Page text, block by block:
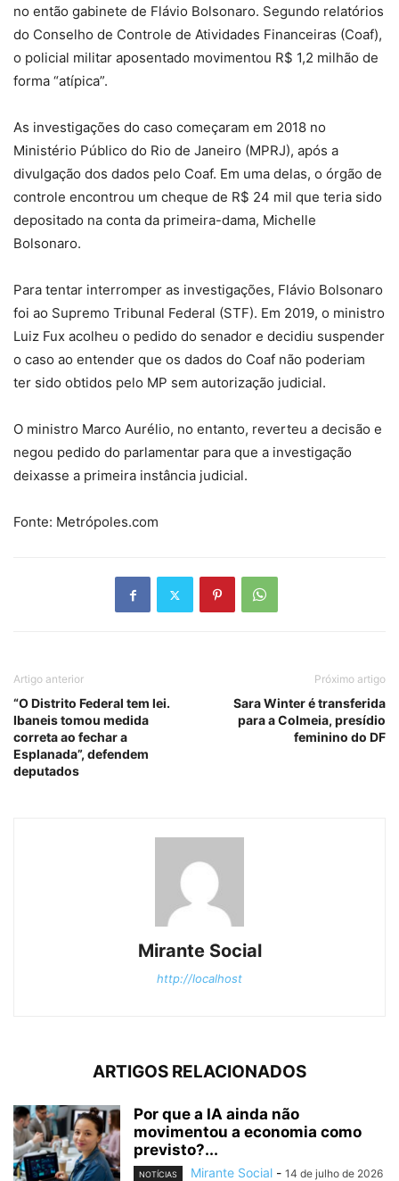
no então gabinete de Flávio Bolsonaro. Segundo relatórios
do Conselho de Controle de Atividades Financeiras (Coaf),
o policial militar aposentado movimentou R$ 1,2 milhão de
forma “atípica”.
As investigações do caso começaram em 2018 no
Ministério Público do Rio de Janeiro (MPRJ), após a
divulgação dos dados pelo Coaf. Em uma delas, o órgão de
controle encontrou um cheque de R$ 24 mil que teria sido
depositado na conta da primeira-dama, Michelle
Bolsonaro.
Para tentar interromper as investigações, Flávio Bolsonaro
foi ao Supremo Tribunal Federal (STF). Em 2019, o ministro
Luiz Fux acolheu o pedido do senador e decidiu suspender
o caso ao entender que os dados do Coaf não poderiam
ter sido obtidos pelo MP sem autorização judicial.
O ministro Marco Aurélio, no entanto, reverteu a decisão e
negou pedido do parlamentar para que a investigação
deixasse a primeira instância judicial.
Fonte: Metrópoles.com
Artigo anterior
“O Distrito Federal tem lei.
Ibaneis tomou medida
correta ao fechar a
Esplanada”, defendem
deputados
Próximo artigo
Sara Winter é transferida
para a Colmeia, presídio
feminino do DF
Mirante Social
http://localhost
ARTIGOS RELACIONADOS
Por que a IA ainda não
movimentou a economia como
previsto?...
NOTÍCIAS Mirante Social - 14 de julho de 2026